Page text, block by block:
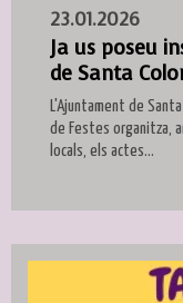
23.01.2026
Ja us poseu
de Santa
L'Ajuntament de
de Festes organitza,
locals, els actes...